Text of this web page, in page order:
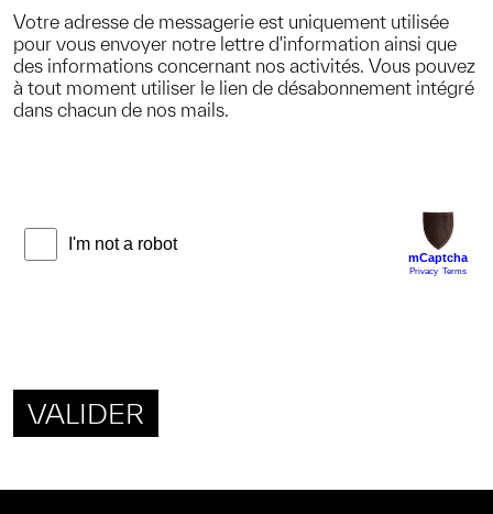
Votre adresse de messagerie est uniquement utilisée
pour vous envoyer notre lettre d'information ainsi que
des informations concernant nos activités. Vous pouvez
à tout moment utiliser le lien de désabonnement intégré
dans chacun de nos mails.